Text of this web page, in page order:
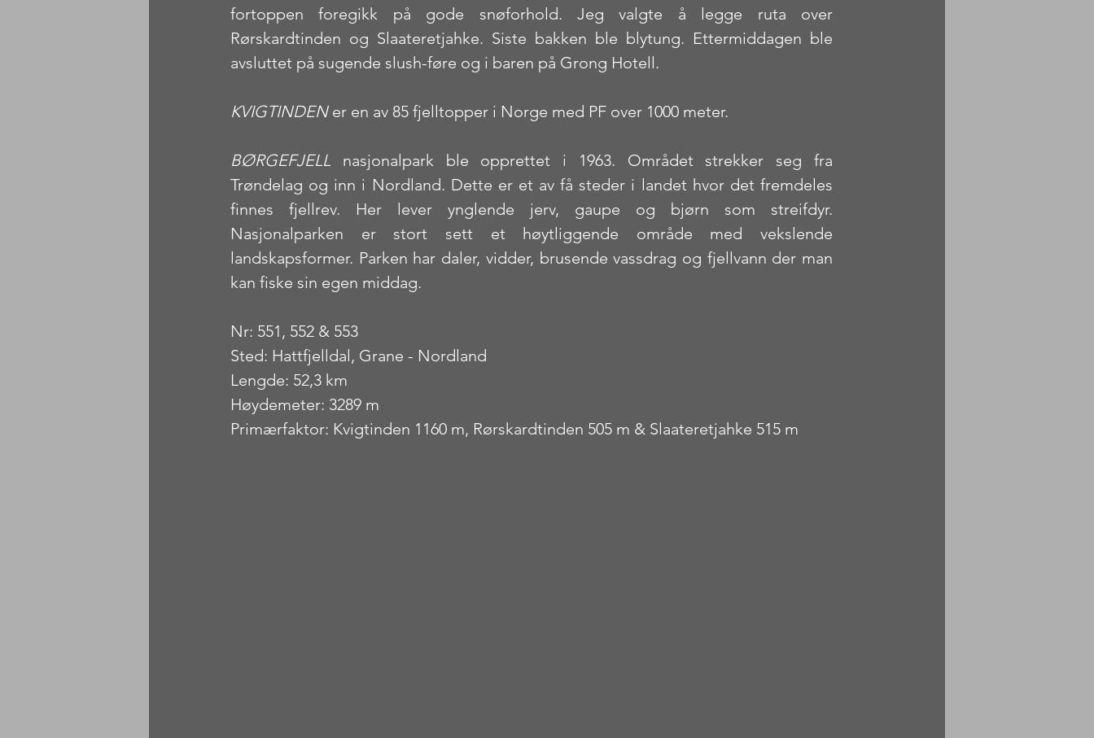
fortoppen foregikk på gode snøforhold. Jeg valgte å legge ruta over
Rørskardtinden og Slaateretjahke. Siste bakken ble blytung. Ettermiddagen ble
avsluttet på sugende slush-føre og i baren på Grong Hotell.
KVIGTINDEN er en av 85 fjelltopper i Norge med PF over 1000 meter.
BØRGEFJELL nasjonalpark ble opprettet i 1963. Området strekker seg fra
Trøndelag og inn i Nordland. Dette er et av få steder i landet hvor det fremdeles
finnes fjellrev. Her lever ynglende jerv, gaupe og bjørn som streifdyr.
Nasjonalparken er stort sett et høytliggende område med vekslende
landskapsformer. Parken har daler, vidder, brusende vassdrag og fjellvann der man
kan fiske sin egen middag.
Nr: 551, 552 & 553
Sted: Hattfjelldal, Grane - Nordland
Lengde: 52,3 km
Høydemeter: 3289 m
Primærfaktor: Kvigtinden 1160 m, Rørskardtinden 505 m & Slaateretjahke 515 m